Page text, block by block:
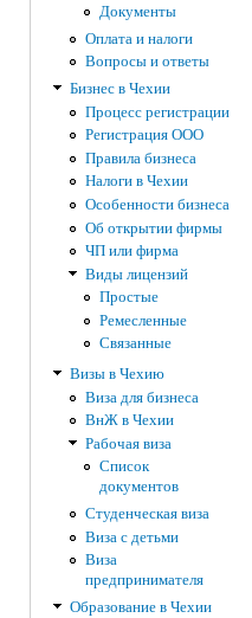
Документы
Оплата и налоги
Вопросы и ответы
Бизнес в Чехии
Процесс регистрации
Регистрация ООО
Правила бизнеса
Налоги в Чехии
Особенности бизнеса
Об открытии фирмы
ЧП или фирма
Виды лицензий
Простые
Ремесленные
Связанные
Визы в Чехию
Виза для бизнеса
ВнЖ в Чехии
Рабочая виза
Список
документов
Студенческая виза
Виза с детьми
Виза
предпринимателя
Образование в Чехии